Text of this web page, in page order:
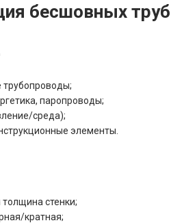
бесшовных труб
паропроводы;
среда);
элементы.
стенки;
кратная;